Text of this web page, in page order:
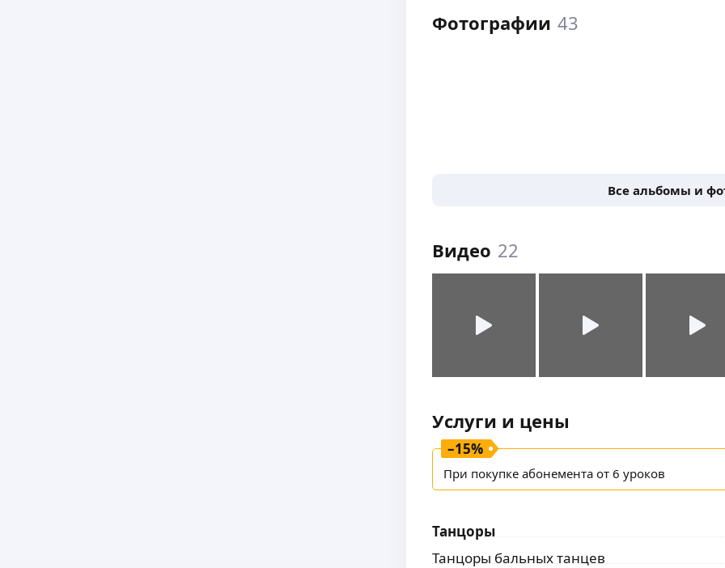
Фотографии 43
Все альбомы и
Видео 22
Услуги и цены
–15%
При покупке абонемента от 6 уроков
Танцоры
Танцоры бальных танцев